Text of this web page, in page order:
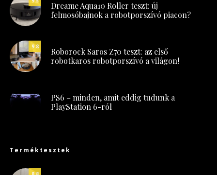
Dreame Aqua10 Roller teszt: új
felmosóbajnok a robotporszívó piacon?
9.8
Roborock Saros Z70 teszt: az első
robotkaros robotporszívó a világon!
PS6 – minden, amit eddig tudunk a
PlayStation 6-ról
Terméktesztek